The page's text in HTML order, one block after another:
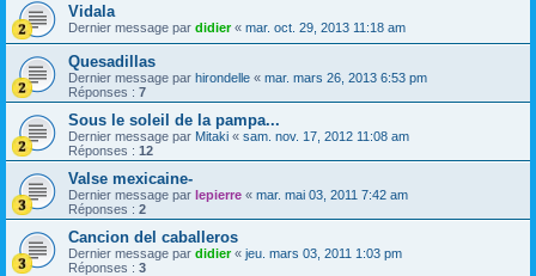
Vidala
Dernier message par didier« mar. oct. 29, 2013 11:18 am
Quesadillas
Dernier message par hirondelle « mar. mars 26, 2013 6:53 pm
Réponses : 7
Sous le soleil de la pampa...
Dernier message par Mitaki « sam. nov. 17, 2012 11:08 am
Réponses : 12
Valse mexicaine-
Dernier message par lepierre « mar. mai 03, 2011 7:42 am
Réponses : 2
Cancion del caballeros
Dernier message par didier« jeu. mars 03, 2011 1:03 pm
Réponses : 3